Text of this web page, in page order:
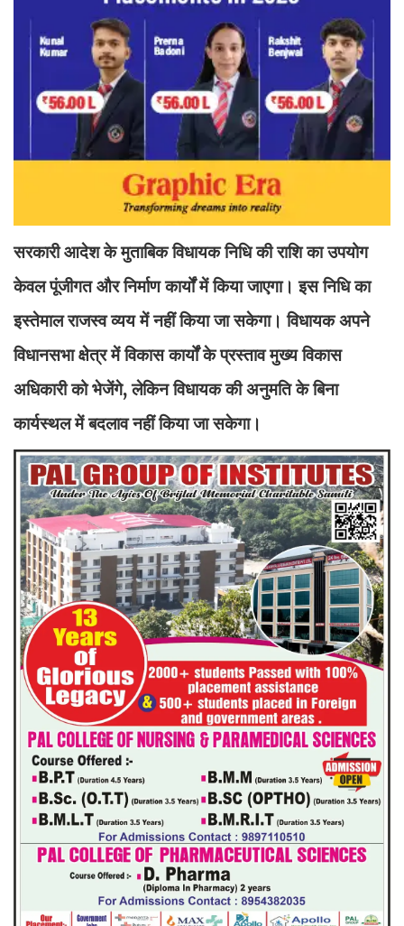
सरकारी आदेश के मुताबिक विधायक निधि की राशि का उपयोग
केवल पूंजीगत और निर्माण कार्यों में किया जाएगा। इस निधि का
इस्तेमाल राजस्व व्यय में नहीं किया जा सकेगा। विधायक अपने
विधानसभा क्षेत्र में विकास कार्यों के प्रस्ताव मुख्य विकास
अधिकारी को भेजेंगे, लेकिन विधायक की अनुमति के बिना
कार्यस्थल में बदलाव नहीं किया जा सकेगा।